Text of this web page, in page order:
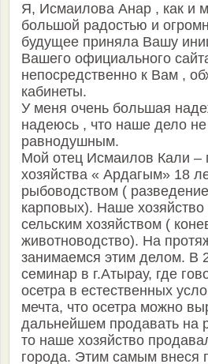
Я, Исмаилова Анар , как и
большой радостью и
будущее приняла Вашу
Вашего официального
непосредственно к Вам ,
кабинеты.
У меня очень большая
надеюсь , что наше дело не
равнодушным.
Мой отец Исмаилов Кали –
хозяйства « Ардагым» 18
рыбоводством (
карповых). Наше хозяйство
сельским хозяйством (
животноводство). На
занимаемся этим делом. В
семинар в г.Атырау, где
осетра в естественных
мечта, что осетра можно
дальнейшем продавать на
то наше хозяйство
города. Этим самым внеся